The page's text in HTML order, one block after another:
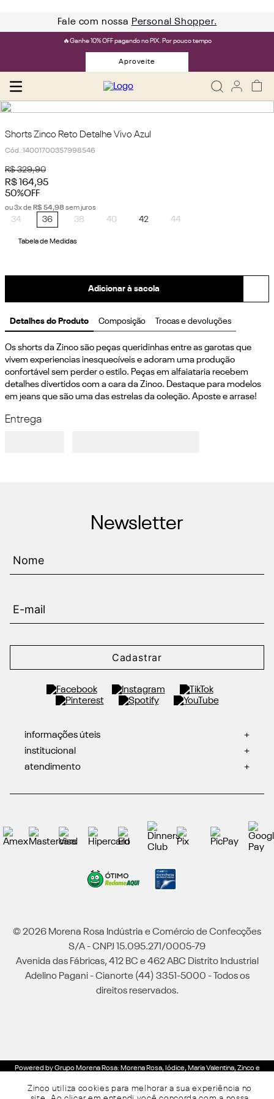
Zinco utiliza cookies para melhorar a sua experiência no
Fale com nossa Personal Shopper.
🔥Ganhe 10% OFF pagando no PIX. Por pouco tempo
Aproveite
Shorts Zinco Reto Detalhe Vivo Azul
Cód.:14001700357998546
R$ 329,90
R$ 164,95
50%OFF
ou3x de R$ 54,98 sem juros
34 36 38 40 42 44
Tabela de Medidas
Adicionar à sacola
Detalhes do Produto Composição Trocas e devoluções
Os shorts da Zinco são peças queridinhas entre as garotas que
vivem experiencias inesquecíveis e adoram uma produção
confortável sem perder o estilo. Peças em alfaiataria recebem
detalhes divertidos com a cara da Zinco. Destaque para modelos
em jeans que são uma das estrelas da coleção. Aposte e arrase!
Entrega
Newsletter
Cadastrar
informações úteis
+
institucional
+
atendimento
+
© 2026 Morena Rosa Indústria e Comércio de Confecções
S/A - CNPJ 15.095.271/0005-79
Avenida das Fábricas, 412 BC e 462 ABC Distrito Industrial
Adelino Pagani - Cianorte (44) 3351-5000 - Todos os
direitos reservados.
Powered by Grupo Morena Rosa: Morena Rosa, Iódice, Maria Valentina, Zinco e